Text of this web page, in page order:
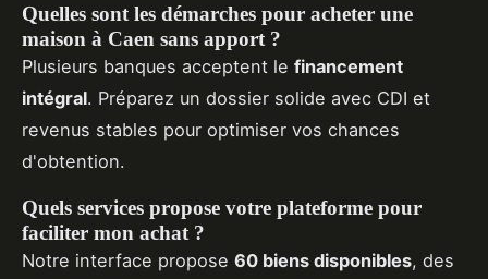
Quelles sont les démarches pour acheter une
maison à Caen sans apport ?
Plusieurs banques acceptent le financement
intégral. Préparez un dossier solide avec CDI et
revenus stables pour optimiser vos chances
d'obtention.
Quels services propose votre plateforme pour
faciliter mon achat ?
Notre interface propose 60 biens disponibles, des